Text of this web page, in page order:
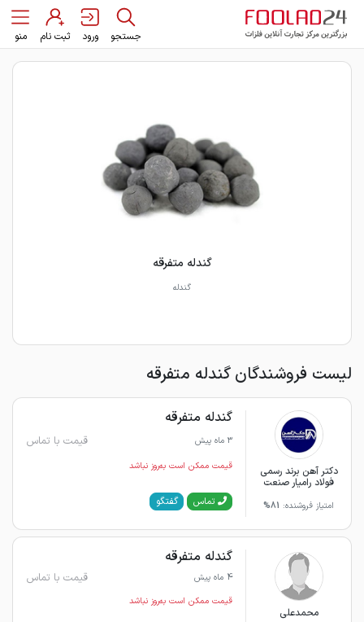
جستجو ورود ثبت نام منو
گندله متفرقه
گندله
لیست فروشندگان گندله متفرقه
دکتر آهن برند رسمی
فولاد رامیار صنعت
امتیاز فروشنده: 81%
گندله متفرقه
3 ماه پیش قیمت با تماس
قیمت ممکن است به‌روز نباشد
تماس گفتگو
محمدعلی
گندله متفرقه
4 ماه پیش قیمت با تماس
قیمت ممکن است به‌روز نباشد